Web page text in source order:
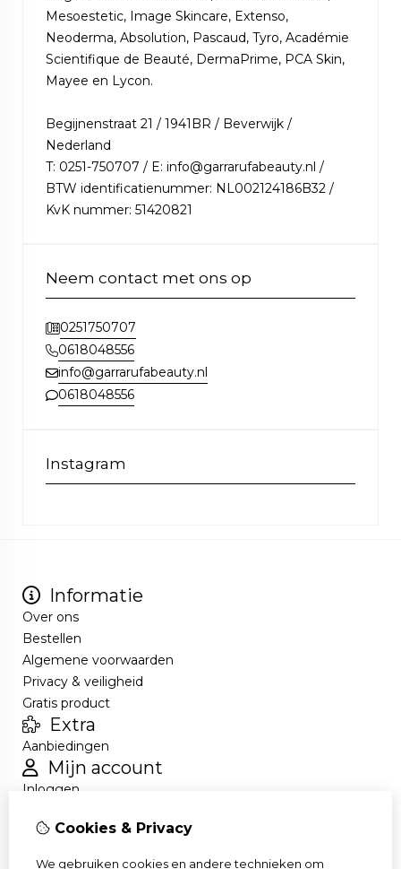
Mesoestetic, Image Skincare, Extenso,
Neoderma, Absolution, Pascaud, Tyro, Académie
Scientifique de Beauté, DermaPrime, PCA Skin,
Mayee en Lycon.
Begijnenstraat 21 / 1941BR / Beverwijk /
Nederland
T: 0251-750707 / E: info@garrarufabeauty.nl /
BTW identificatienummer: NL002124186B32 /
KvK nummer: 51420821
Neem contact met ons op
0251750707
0618048556
info@garrarufabeauty.nl
0618048556
Instagram
Informatie
Over ons
Bestellen
Algemene voorwaarden
Privacy & veiligheid
Gratis product
Extra
Aanbiedingen
Mijn account
Inloggen
Nieuwsbrief
Klantenservice
Cookies & Privacy
We gebruiken cookies en andere technieken om